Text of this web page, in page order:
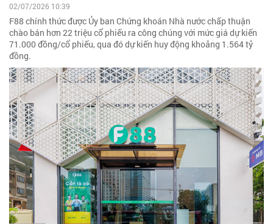
02/07/2026 10:39
F88 chính thức được Ủy ban Chứng khoán Nhà nước chấp thuận
chào bán hơn 22 triệu cổ phiếu ra công chúng với mức giá dự kiến
71.000 đồng/cổ phiếu, qua đó dự kiến huy động khoảng 1.564 tỷ
đồng.